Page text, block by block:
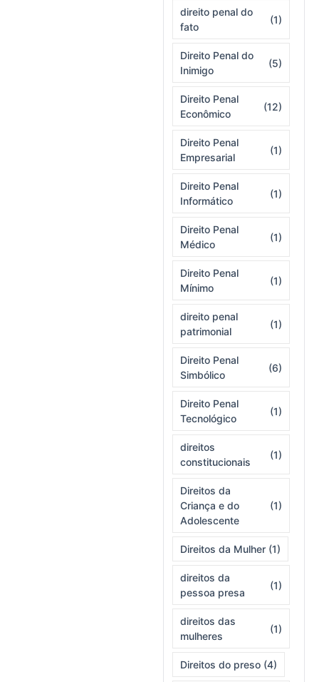
direito penal do
fato
(1)
Direito Penal do
Inimigo
(5)
Direito Penal
Econômico
(12)
Direito Penal
Empresarial
(1)
Direito Penal
Informático
(1)
Direito Penal
Médico
(1)
Direito Penal
Mínimo
(1)
direito penal
patrimonial
(1)
Direito Penal
Simbólico
(6)
Direito Penal
Tecnológico
(1)
direitos
constitucionais
(1)
Direitos da
Criança e do
Adolescente
(1)
Direitos da Mulher (1)
direitos da
pessoa presa
(1)
direitos das
mulheres
(1)
Direitos do preso (4)